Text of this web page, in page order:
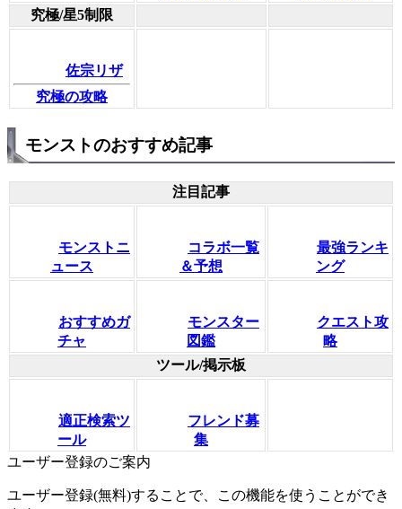
究極/星5制限
佐宗リザ
究極の攻略
モンストのおすすめ記事
注目記事
モンストニ
ュース
コラボ一覧
＆予想
最強ランキ
ング
おすすめガ
チャ
モンスター
図鑑
クエスト攻
略
ツール/掲示板
適正検索ツ
ール
フレンド募
集
ユーザー登録のご案内
ユーザー登録(無料)することで、この機能を使うことができ